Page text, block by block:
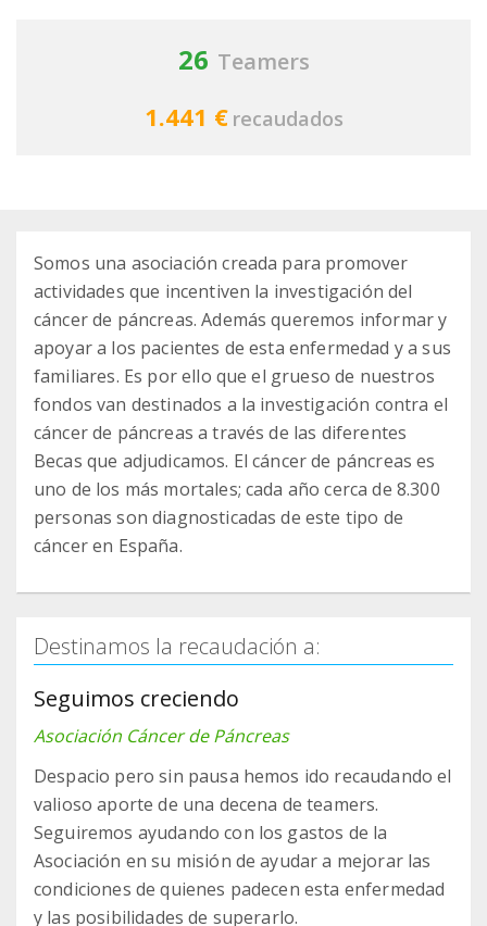
26 Teamers
1.441 € recaudados
Somos una asociación creada para promover
actividades que incentiven la investigación del
cáncer de páncreas. Además queremos informar y
apoyar a los pacientes de esta enfermedad y a sus
familiares. Es por ello que el grueso de nuestros
fondos van destinados a la investigación contra el
cáncer de páncreas a través de las diferentes
Becas que adjudicamos. El cáncer de páncreas es
uno de los más mortales; cada año cerca de 8.300
personas son diagnosticadas de este tipo de
cáncer en España.
Destinamos la recaudación a:
Seguimos creciendo
Asociación Cáncer de Páncreas
Despacio pero sin pausa hemos ido recaudando el
valioso aporte de una decena de teamers.
Seguiremos ayudando con los gastos de la
Asociación en su misión de ayudar a mejorar las
condiciones de quienes padecen esta enfermedad
y las posibilidades de superarlo.